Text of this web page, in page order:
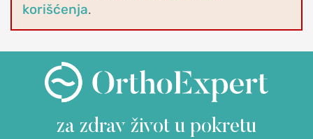
EDUCATION
O
udruženju
OrthoExpert
Education
AKTIVNOSTI
korišćenja.
za zdrav život u pokretu